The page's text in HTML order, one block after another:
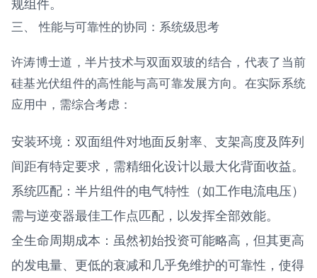
规组件。
三、 性能与可靠性的协同：系统级思考
许涛博士道，半片技术与双面双玻的结合，代表了当前
硅基光伏组件的高性能与高可靠发展方向。在实际系统
应用中，需综合考虑：
安装环境：双面组件对地面反射率、支架高度及阵列
间距有特定要求，需精细化设计以最大化背面收益。
系统匹配：半片组件的电气特性（如工作电流电压）
需与逆变器最佳工作点匹配，以发挥全部效能。
全生命周期成本：虽然初始投资可能略高，但其更高
的发电量、更低的衰减和几乎免维护的可靠性，使得